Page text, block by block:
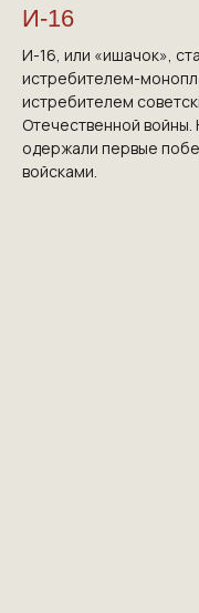
И-16
И-16, или «ишачок»,
истребителем-
истребителем
Отечественной войны.
одержали первые
войсками.